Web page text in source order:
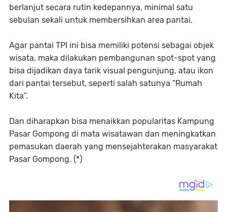
berlanjut secara rutin kedepannya, minimal satu
sebulan sekali untuk membersihkan area pantai.
Agar pantai TPI ini bisa memiliki potensi sebagai objek
wisata, maka dilakukan pembangunan spot-spot yang
bisa dijadikan daya tarik visual pengunjung, atau ikon
dari pantai tersebut, seperti salah satunya “Rumah
Kita”.
Dan diharapkan bisa menaikkan popularitas Kampung
Pasar Gompong di mata wisatawan dan meningkatkan
pemasukan daerah yang mensejahterakan masyarakat
Pasar Gompong. (*)